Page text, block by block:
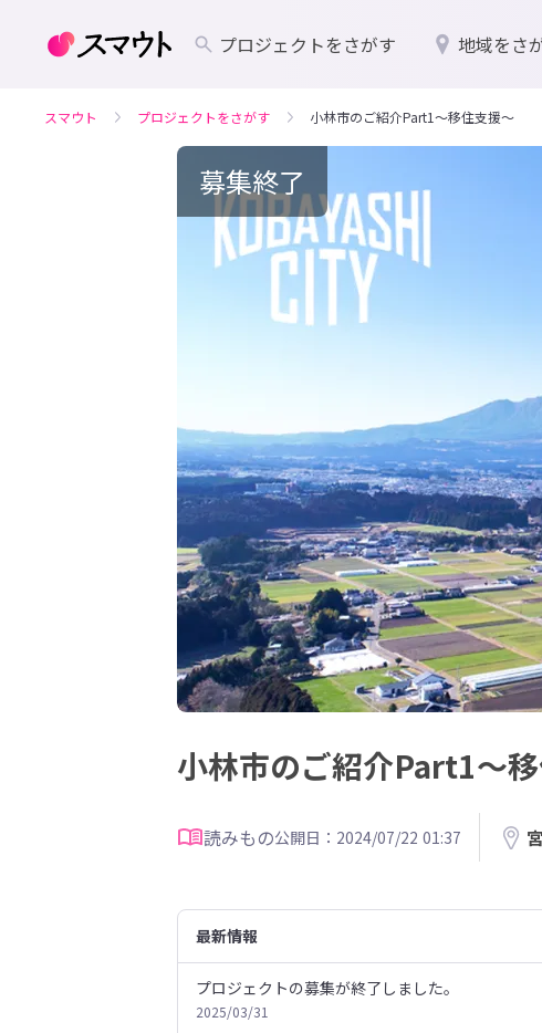
プロジェクトをさがす 地域をさ
スマウト プロジェクトをさがす 小林市のご紹介Part1〜移住支援〜
募集終了
小林市のご紹介Part1〜
読みもの公開日：2024/07/22 01:37
最新情報
プロジェクトの募集が終了しました。
2025/03/31